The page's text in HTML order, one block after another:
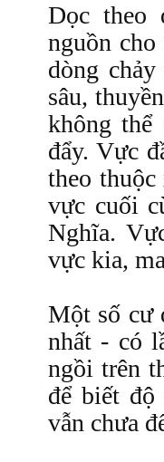
Dọc theo
nguồn
dòng
sâu,
không thể
đẩy. Vực
theo
vực cuối
Nghĩa.
vực kia,
Một số cư
nhất - có
ngồi trên
để biết
vẫn chưa